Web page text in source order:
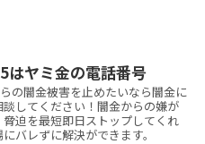
はヤミ金の電話番号
の闇金被害を止めたいなら闇金に
してください！闇金からの嫌が
迫を最短即日ストップしてくれ
バレずに解決ができます。